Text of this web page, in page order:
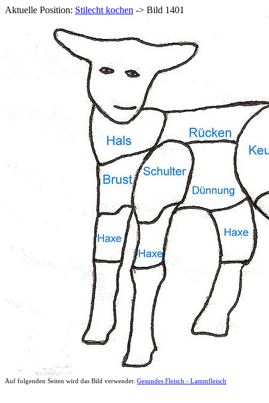
Aktuelle Position: Stilecht kochen -> Bild 1401
Auf folgenden Seiten wird das Bild verwendet: Gesundes Fleisch - Lammfleisch